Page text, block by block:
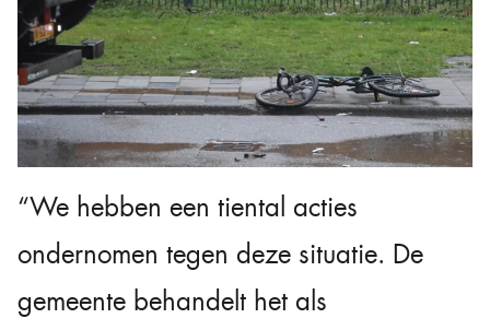
“We hebben een tiental acties
ondernomen tegen deze situatie. De
gemeente behandelt het als